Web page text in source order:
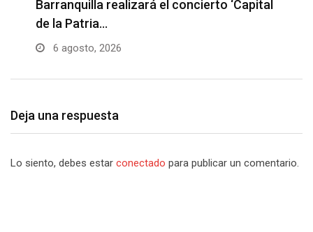
Barranquilla realizará el concierto ‘Capital
de la Patria…
6 agosto, 2026
Deja una respuesta
Lo siento, debes estar conectado para publicar un comentario.